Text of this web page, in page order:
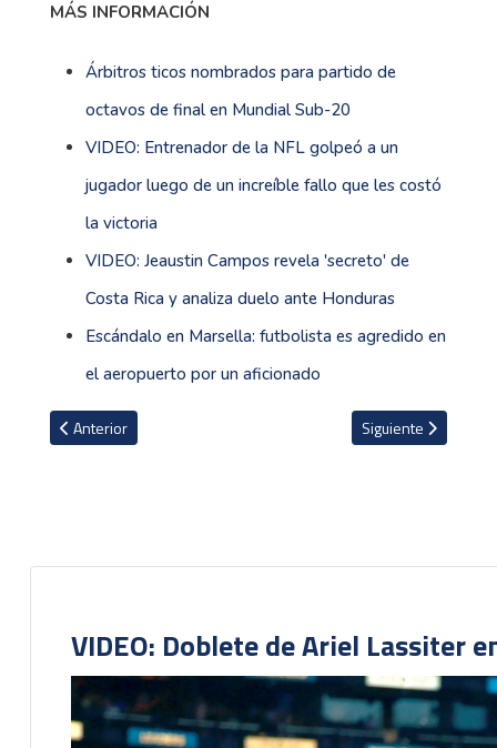
MÁS INFORMACIÓN
Árbitros ticos nombrados para partido de
octavos de final en Mundial Sub-20
VIDEO: Entrenador de la NFL golpeó a un
jugador luego de un increíble fallo que les costó
la victoria
VIDEO: Jeaustin Campos revela 'secreto' de
Costa Rica y analiza duelo ante Honduras
Escándalo en Marsella: futbolista es agredido en
el aeropuerto por un aficionado
Artículo anterior: ¿Se quedará Keylor Navas sin entrenador en
Anterior Artículo siguiente:
Siguiente
VIDEO: Doblete de Ariel Lassiter